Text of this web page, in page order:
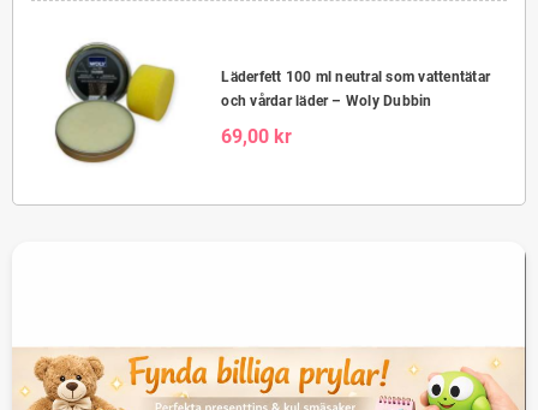
Läderfett 100 ml neutral som vattentätar
och vårdar läder – Woly Dubbin
69,00 kr